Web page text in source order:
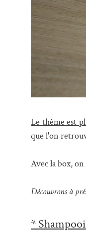
Le thème est
que l'on
Avec la box,
Découvrons à
*